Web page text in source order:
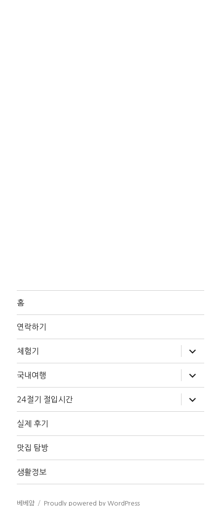
홈
연락하기
체험기
위
메
확
장
국내여행
위
메
확
장
24절기 절입시간
위
메
장
실제 후기
맛집 탐방
생활정보
베베얌 Proudly powered by WordPress